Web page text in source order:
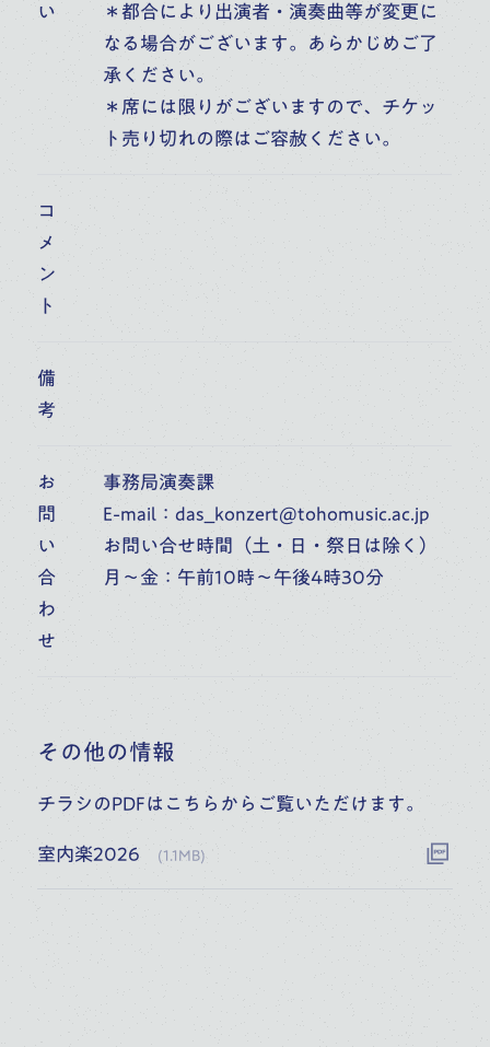
い
＊都合により出演者・演奏曲等が変更に
なる場合がございます。あらかじめご了
承ください。
＊席には限りがございますので、チケッ
ト売り切れの際はご容赦ください。
コ
メ
ン
ト
備
考
お
問
い
合
わ
せ
事務局演奏課
E-mail：das_konzert@tohomusic.ac.jp
お問い合せ時間（土・日・祭日は除く）
月～金：午前10時～午後4時30分
その他の情報
チラシのPDFはこちらからご覧いただけます。
室内楽2026 (1.1MB)
ご寄付のお願い
よくあるご質問
交通アクセス（所在地）
学校法人 桐朋学園
日本語/English